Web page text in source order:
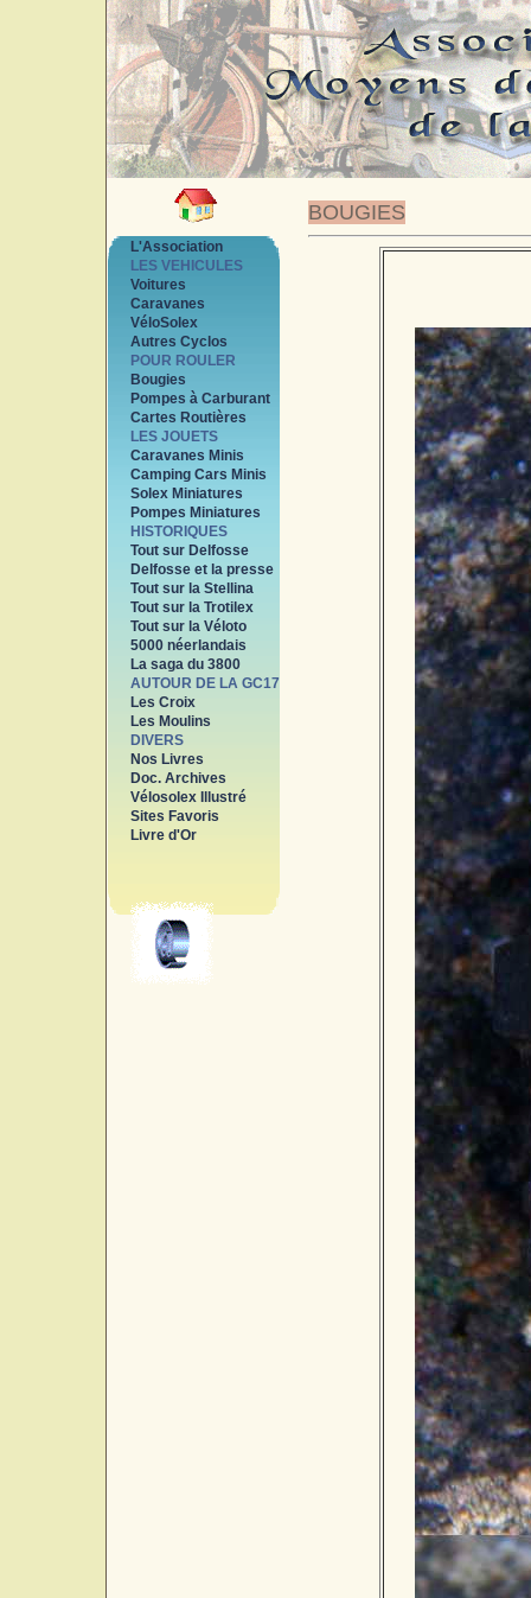
BOUGIES
L'Association
LES VEHICULES
Voitures
Caravanes
VéloSolex
Autres Cyclos
POUR ROULER
Bougies
Pompes à Carburant
Cartes Routières
LES JOUETS
Caravanes Minis
Camping Cars Minis
Solex Miniatures
Pompes Miniatures
HISTORIQUES
Tout sur Delfosse
Delfosse et la presse
Tout sur la Stellina
Tout sur la Trotilex
Tout sur la Véloto
5000 néerlandais
La saga du 3800
AUTOUR DE LA GC17
Les Croix
Les Moulins
DIVERS
Nos Livres
Doc. Archives
Vélosolex Illustré
Sites Favoris
Livre d'Or